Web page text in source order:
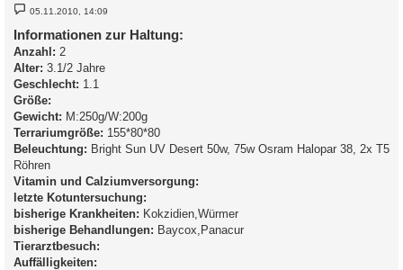
B
e
i
t
r
g
05.11.2010, 14:09
Informationen zur Haltung:
Anzahl: 2
Alter: 3.1/2 Jahre
Geschlecht: 1.1
Größe:
Gewicht: M:250g/W:200g
Terrariumgröße: 155*80*80
Beleuchtung: Bright Sun UV Desert 50w, 75w Osram Halopar 38, 2x T5
Röhren
Vitamin und Calziumversorgung:
letzte Kotuntersuchung:
bisherige Krankheiten: Kokzidien,Würmer
bisherige Behandlungen: Baycox,Panacur
Tierarztbesuch:
Auffälligkeiten: